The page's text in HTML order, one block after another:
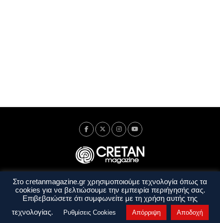
Ταυτότητα Πολιτική Απορρήτου
Όροι Χρήσης
Όροι και Προϋποθέσεις
Στο cretanmagazine.gr χρησιμοποιούμε τεχνολογία όπως τα
cookies για να βελτιώσουμε την εμπειρία περιήγησής σας.
Επιβεβαιώσετε ότι συμφωνείτε με τη χρήση αυτής της
τεχνολογίας.
Ρυθμίσεις Cookies Απόρριψη Αποδοχή